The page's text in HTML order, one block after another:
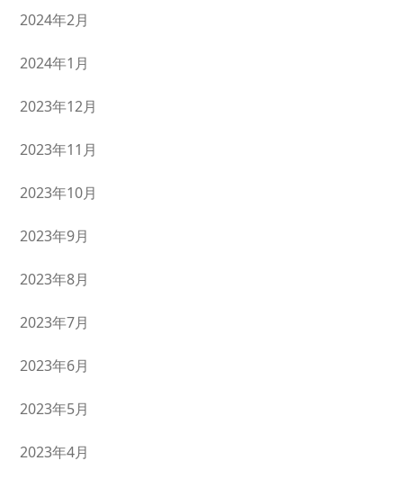
2024年2月
2024年1月
2023年12月
2023年11月
2023年10月
2023年9月
2023年8月
2023年7月
2023年6月
2023年5月
2023年4月